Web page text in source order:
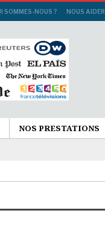
SOMMES-NOUS ? NOUS AIDER
NOS PRESTATIONS